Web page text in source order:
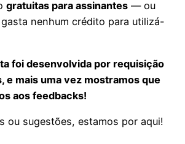
gratuitas para assinantes — ou
nenhum crédito para utilizá-
foi desenvolvida por requisição
e mais uma vez mostramos que
aos feedbacks!
ou sugestões, estamos por aqui!